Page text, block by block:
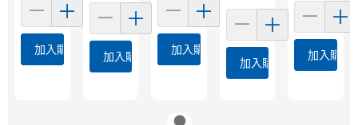
加入購物車 加入購物車 加入購物車
加入購物車
加入購物